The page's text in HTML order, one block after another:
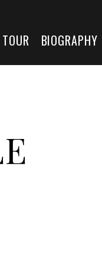
TOUR BIOGRAPHY